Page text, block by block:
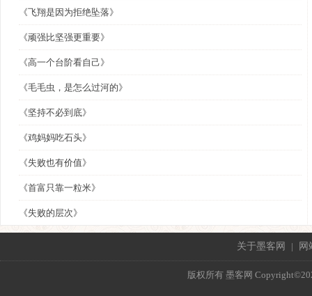
《飞翔是因为拒绝坠落》
《顽强比坚强更重要》
《高一个台阶看自己》
《毛毛虫，是怎么过河的》
《坚持不必到底》
《鸡妈妈吃石头》
《失败也有价值》
《首富只靠一粒米》
《失败的层次》
关于墨客网 | 网
版权所有 墨客网